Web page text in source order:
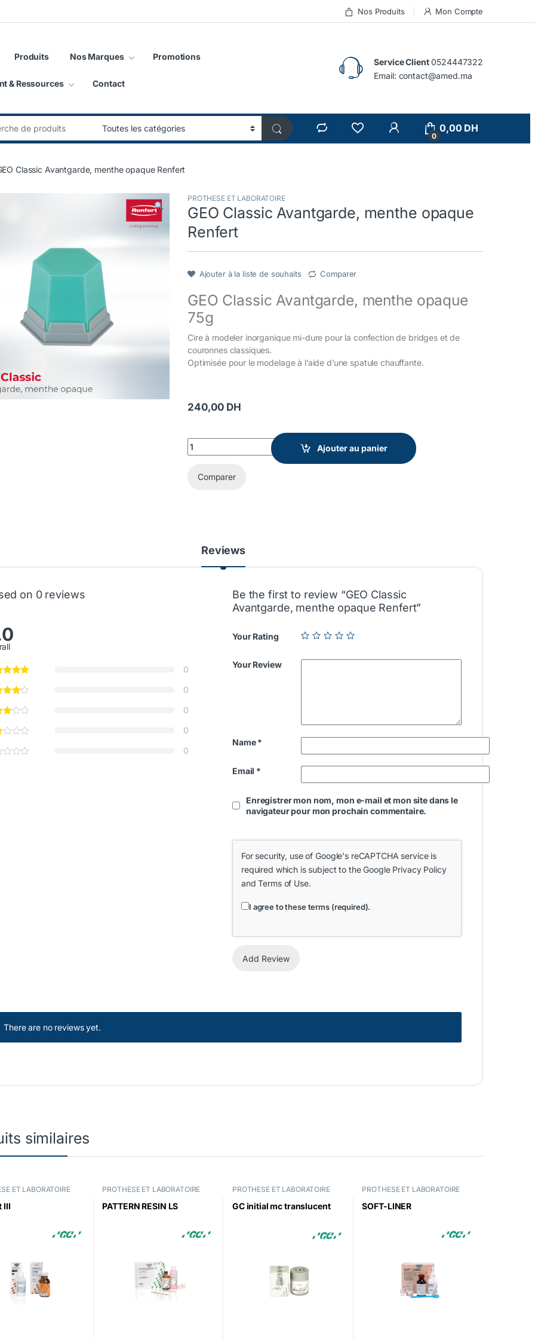
Nos Produits Mon Compte
Produits Nos Marques Promotions
& Ressources Contact
Service Client 0524447322
Email: contact@amed.ma
0
0,00 DH
Classic Avantgarde, menthe opaque Renfert
PROTHESE ET LABORATOIRE
GEO Classic Avantgarde, menthe opaque
Renfert
Ajouter à la liste de souhaits Comparer
GEO Classic Avantgarde, menthe opaque
75g
Cire à modeler inorganique mi-dure pour la confection de bridges et de
couronnes classiques.
Optimisée pour le modelage à l’aide d’une spatule chauffante.
240,00 DH
GEO Classic Avantgarde, menthe opaque Renfert quantity
Ajouter au panier
Comparer
Reviews
on 0 reviews
0
0
0
0
0
Be the first to review “GEO Classic
Avantgarde, menthe opaque Renfert”
Your Rating
Your Review
Name*
Email *
Enregistrer mon nom, mon e-mail et mon site dans le
navigateur pour mon prochain commentaire.
For security, use of Google's reCAPTCHA service is
required which is subject to the Google Privacy Policy
andTerms of Use.
I agree to these terms (required).
There are no reviews yet.
similaires
ET LABORATOIRE
III
PROTHESE ET LABORATOIRE
PATTERN RESIN LS
PROTHESE ET LABORATOIRE
GC initial mc translucent
PROTHESE ET LABORATOIRE
SOFT-LINER